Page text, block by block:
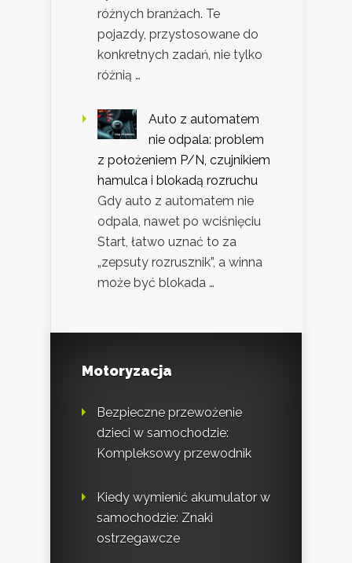
różnych branżach. Te
pojazdy, przystosowane do
konkretnych zadań, nie tylko
różnią …
Auto z automatem
nie odpala: problem
z położeniem P/N, czujnikiem
hamulca i blokadą rozruchu
Gdy auto z automatem nie
odpala, nawet po wciśnięciu
Start, łatwo uznać to za
„zepsuty rozrusznik”, a winna
może być blokada …
Motoryzacja
Bezpieczne przewożenie
dzieci w samochodzie:
Kompleksowy przewodnik
Kiedy wymienić akumulator w
samochodzie: Znaki
ostrzegawcze